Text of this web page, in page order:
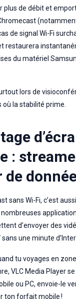
plus de débit et
de signal Wi-Fi
restaurera
du matériel
lors de
la stabilité prime.
:
de
sans Wi-Fi, c’est aussi
d’envoyer des
une minute
tu voyages en zone
VLC Media Player se
ou PC, envoie-le
ton forfait mobile !